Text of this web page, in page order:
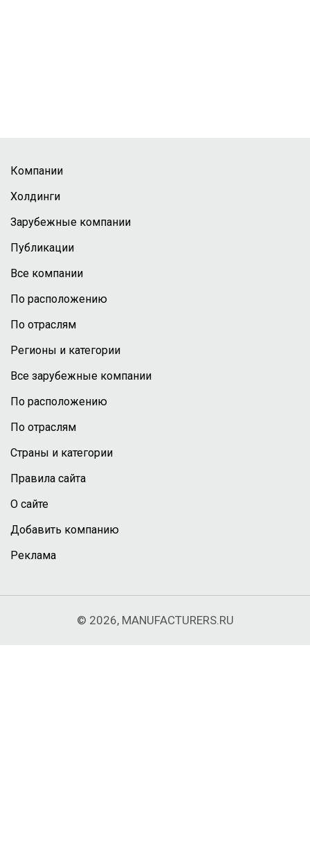
Компании
Холдинги
Зарубежные компании
Публикации
Все компании
По расположению
По отраслям
Регионы и категории
Все зарубежные компании
По расположению
По отраслям
Страны и категории
Правила сайта
О сайте
Добавить компанию
Реклама
© 2026, MANUFACTURERS.RU